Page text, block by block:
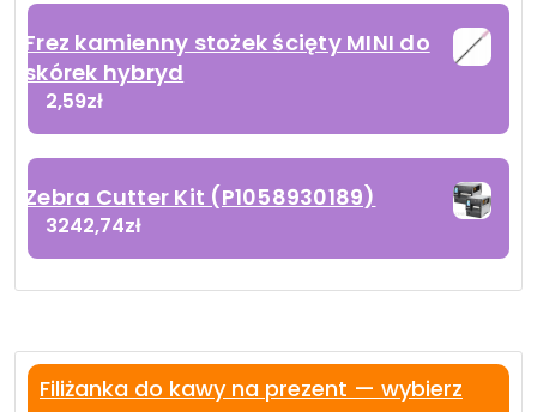
Frez kamienny stożek ścięty MINI do
skórek hybryd
2,59zł
Zebra Cutter Kit (P1058930189)
3242,74zł
Filiżanka do kawy na prezent — wybierz